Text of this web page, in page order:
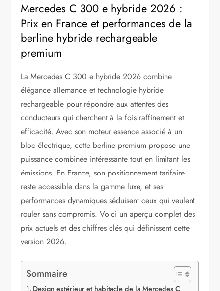
Mercedes C 300 e hybride 2026 :
Prix en France et performances de la
berline hybride rechargeable
premium
La Mercedes C 300 e hybride 2026 combine
élégance allemande et technologie hybride
rechargeable pour répondre aux attentes des
conducteurs qui cherchent à la fois raffinement et
efficacité. Avec son moteur essence associé à un
bloc électrique, cette berline premium propose une
puissance combinée intéressante tout en limitant les
émissions. En France, son positionnement tarifaire
reste accessible dans la gamme luxe, et ses
performances dynamiques séduisent ceux qui veulent
rouler sans compromis. Voici un aperçu complet des
prix actuels et des chiffres clés qui définissent cette
version 2026.
Sommaire
Design extérieur et habitacle de la Mercedes C